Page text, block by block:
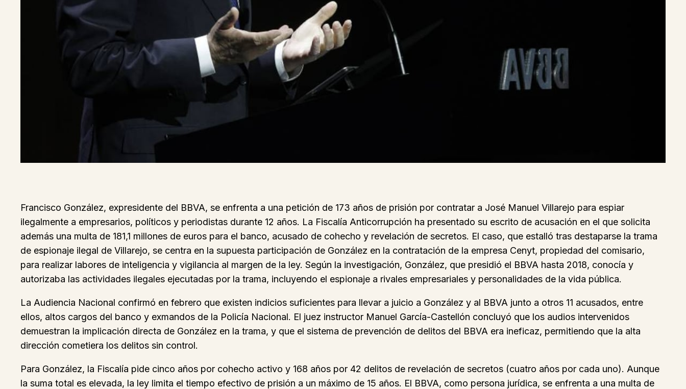
Francisco González, expresidente del BBVA, se enfrenta a una petición de 173 años de prisión por contratar a José Manuel Villarejo para espiar
ilegalmente a empresarios, políticos y periodistas durante 12 años. La Fiscalía Anticorrupción ha presentado su escrito de acusación en el que solicita
además una multa de 181,1 millones de euros para el banco, acusado de cohecho y revelación de secretos. El caso, que estalló tras destaparse la trama
de espionaje ilegal de Villarejo, se centra en la supuesta participación de González en la contratación de la empresa Cenyt, propiedad del comisario,
para realizar labores de inteligencia y vigilancia al margen de la ley. Según la investigación, González, que presidió el BBVA hasta 2018, conocía y
autorizaba las actividades ilegales ejecutadas por la trama, incluyendo el espionaje a rivales empresariales y personalidades de la vida pública.
La Audiencia Nacional confirmó en febrero que existen indicios suficientes para llevar a juicio a González y al BBVA junto a otros 11 acusados, entre
ellos, altos cargos del banco y exmandos de la Policía Nacional. El juez instructor Manuel García-Castellón concluyó que los audios intervenidos
demuestran la implicación directa de González en la trama, y que el sistema de prevención de delitos del BBVA era ineficaz, permitiendo que la alta
dirección cometiera los delitos sin control.
Para González, la Fiscalía pide cinco años por cohecho activo y 168 años por 42 delitos de revelación de secretos (cuatro años por cada uno). Aunque
la suma total es elevada, la ley limita el tiempo efectivo de prisión a un máximo de 15 años. El BBVA, como persona jurídica, se enfrenta a una multa de